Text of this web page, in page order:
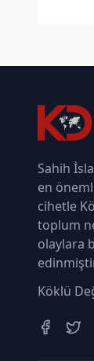
Sahih
en
cihetle
toplum
olaylara
Köklü